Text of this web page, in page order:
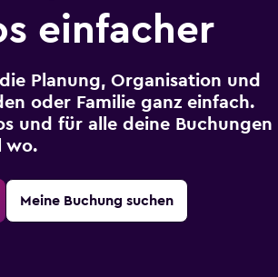
einfacher
Planung, Organisation und
oder Familie ganz einfach.
und für alle deine Buchungen
wo.
Meine Buchung suchen